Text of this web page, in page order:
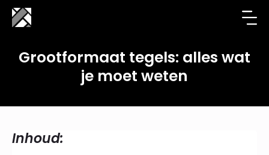
Grootformaat tegels: alles wat
je moet weten
Inhoud: